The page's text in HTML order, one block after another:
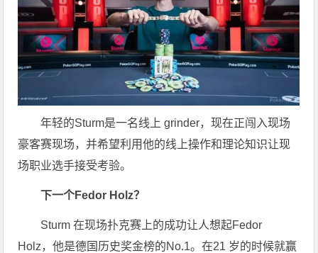
年轻的Sturm是一名线上 grinder，现在正闯入现场
豪客赛现场，并希望利用他的线上操作和理论知识让现
场职业选手接受考验。
下一个Fedor Holz？
Sturm 在现场扑克赛上的成功让人想起Fedor
Holz，他是德国历史奖金榜的No.1。在21 岁的时候就赢